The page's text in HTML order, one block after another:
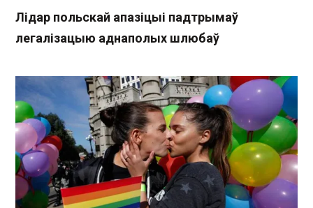
Лідар польскай апазіцыі падтрымаў
легалізацыю аднаполых шлюбаў